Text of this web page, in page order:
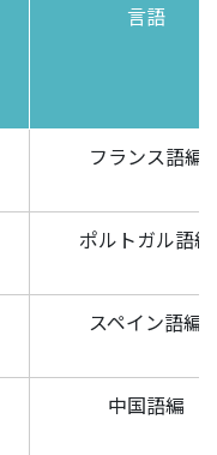
言語
フランス語編
ポルトガル語編
スペイン語編
中国語編